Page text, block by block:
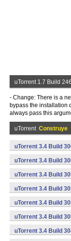
uTorrent 1.7 Build
- Change: There is a
bypass the installation
always pass this
uTorrent Construye
uTorrent 3.4 Build
uTorrent 3.4 Build
uTorrent 3.4 Build
uTorrent 3.4 Build
uTorrent 3.4 Build
uTorrent 3.4 Build
uTorrent 3.4 Build